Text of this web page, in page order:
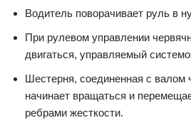
Водитель поворачивает руль в
При рулевом управлении
двигаться, управляемый
Шестерня, соединенная с валом
начинает вращаться и
ребрами жесткости.